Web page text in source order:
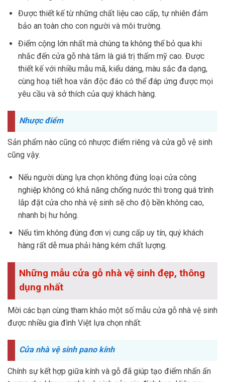
Được thiết kế từ những chất liệu cao cấp, tự nhiên đảm
bảo an toàn cho con người và môi trường.
Điểm cộng lớn nhất mà chúng ta không thể bỏ qua khi
nhắc đến cửa gỗ nhà tắm là giá trị thẩm mỹ cao. Được
thiết kế với nhiều mẫu mã, kiểu dáng, màu sắc đa dạng,
cùng hoạ tiết hoa văn độc đáo có thể đáp ứng được mọi
yêu cầu và sở thích của quý khách hàng.
Nhược điểm
Sản phẩm nào cũng có nhược điểm riêng và cửa gỗ vệ sinh
cũng vậy.
Nếu người dùng lựa chọn không đúng loại cửa công
nghiệp không có khả năng chống nước thì trong quá trình
lắp đặt cửa cho nhà vệ sinh sẽ cho độ bền không cao,
nhanh bị hư hỏng.
Nếu tìm không đúng đơn vị cung cấp uy tín, quý khách
hàng rất dễ mua phải hàng kém chất lượng.
Những mẫu cửa gỗ nhà vệ sinh đẹp, thông
dụng nhất
Mời các bạn cùng tham khảo một số mẫu cửa gỗ nhà vệ sinh
được nhiều gia đình Việt lựa chọn nhất:
Cửa nhà vệ sinh pano kính
Chính sự kết hợp giữa kính và gỗ đã giúp tạo điểm nhấn ấn